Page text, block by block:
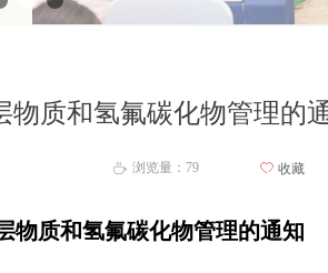
物质和氢氟碳化物管理的
物质和氢氟碳化物管理的通知
ꄘ 浏览量： 79 ꄀ 收藏